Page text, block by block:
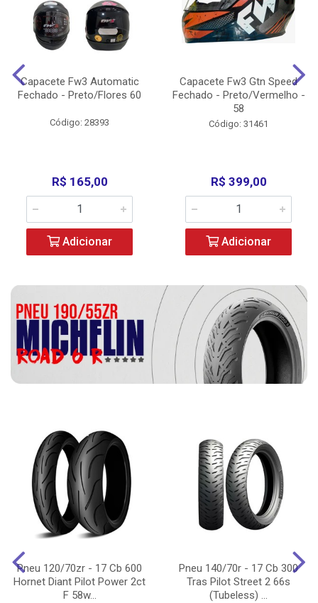
Capacete Fw3 Automatic
Fechado - Preto/Flores 60
Código: 28393
R$ 165,00
Adicionar
Capacete Fw3 Gtn Speed
Fechado - Preto/Vermelho -
58
Código: 31461
R$ 399,00
Adicionar
Pneu 120/70zr - 17 Cb 600
Hornet Diant Pilot Power 2ct
F 58w...
Pneu 140/70r - 17 Cb 300
Tras Pilot Street 2 66s
(Tubeless) ...